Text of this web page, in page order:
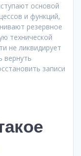
основой
и функций,
резервное
технической
не ликвидирует
вернуть
записи